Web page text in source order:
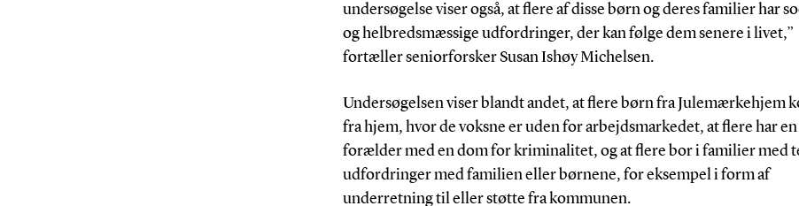
undersøgelse viser også, at flere af disse børn og deres familier har
og helbredsmæssige udfordringer, der kan følge dem senere i livet,”
fortæller seniorforsker Susan Ishøy Michelsen.
Undersøgelsen viser blandt andet, at flere børn fra Julemærkehjem
fra hjem, hvor de voksne er uden for arbejdsmarkedet, at flere har en
forælder med en dom for kriminalitet, og at flere bor i familier med
udfordringer med familien eller børnene, for eksempel i form af
underretning til eller støtte fra kommunen.